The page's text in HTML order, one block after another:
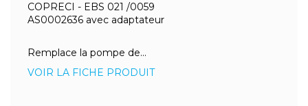
COPRECI - EBS 021 /0059
AS0002636 avec adaptateur
Remplace la pompe de...
VOIR LA FICHE PRODUIT